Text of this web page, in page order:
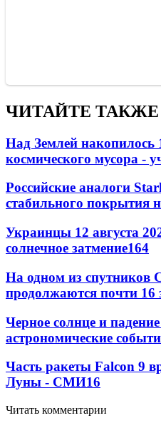
ЧИТАЙТЕ ТАКЖЕ
Над Землей накопилось
космического мусора -
Российские аналоги
стабильного покрытия
Украинцы 12 августа
солнечное затмение164
На одном из спутников
продолжаются почти 16
Черное солнце и
астрономические
Часть ракеты Falcon 9
Луны - СМИ16
Читать комментарии